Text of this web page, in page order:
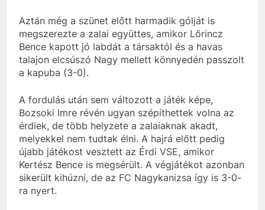
Aztán még a szünet előtt harmadik gólját is
megszerezte a zalai együttes, amikor Lőrincz
Bence kapott jó labdát a társaktól és a havas
talajon elcsúszó Nagy mellett könnyedén passzolt
a kapuba (3-0).
A fordulás után sem változott a játék képe,
Bozsoki Imre révén ugyan szépíthettek volna az
érdiek, de több helyzete a zalaiaknak akadt,
melyekkel nem tudtak élni. A hajrá előtt pedig
újabb játékost vesztett az Érdi VSE, amikor
Kertész Bence is megsérült. A végjátékot azonban
sikerült kihúzni, de az FC Nagykanizsa így is 3-0-
ra nyert.